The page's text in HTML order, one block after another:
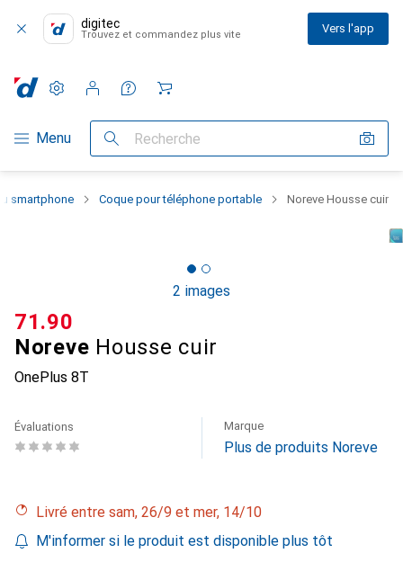
digitec
Trouvez et commandez plus vite Vers l'app
Navigation par catégorie
Menu Recherche
Paramètres
Compte client
Listes de comparaison
Listes d'envies
Panier
smartphone Coque pour téléphone portable Noreve Housse cuir
2 images
Noreve Housse cuir
OnePlus 8T
CHF
71.90
Évaluations Marque
Plus de produits Noreve
Livré entre sam, 26/9 et mer, 14/10
M'informer si le produit est disponible plus tôt